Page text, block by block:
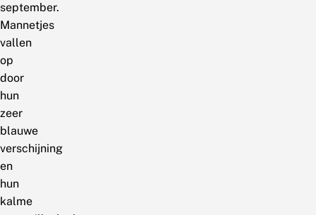
september.
Mannetjes
vallen
op
door
hun
zeer
blauwe
verschijning
en
hun
kalme